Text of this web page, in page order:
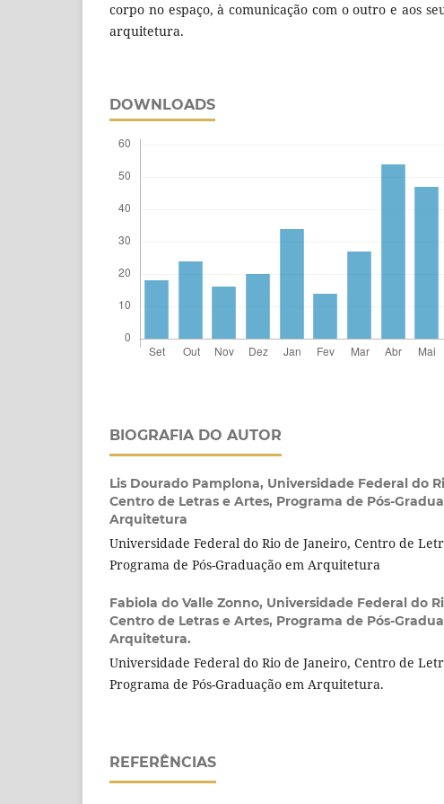
corpo no espaço, à comunicação com o outro e aos
arquitetura.
DOWNLOADS
BIOGRAFIA DO AUTOR
Lis Dourado Pamplona, Universidade Federal do
Centro de Letras e Artes, Programa de Pós-
Arquitetura
Universidade Federal do Rio de Janeiro, Centro de
Programa de Pós-Graduação em Arquitetura
Fabiola do Valle Zonno, Universidade Federal do
Centro de Letras e Artes, Programa de Pós-
Arquitetura.
Universidade Federal do Rio de Janeiro, Centro de
Programa de Pós-Graduação em Arquitetura.
REFERÊNCIAS